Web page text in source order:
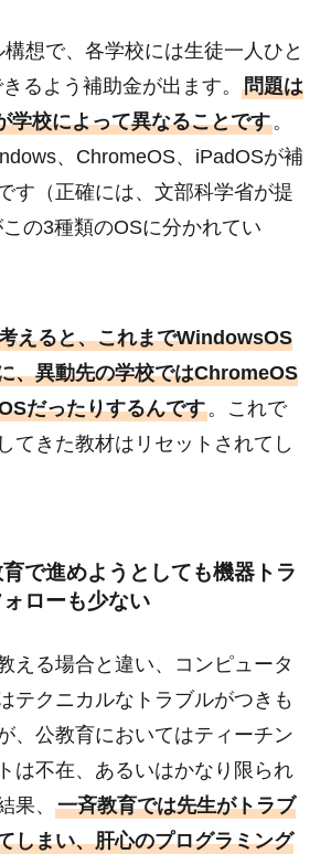
想で、各学校には生徒一人ひと
るよう補助金が出ます。 問題は
学校によって異なることです。
、ChromeOS、iPadOSが補
す（正確には、文部科学省が提
の3種類のOSに分かれてい
えると、これまでWindowsOS
、異動先の学校ではChromeOS
だったりするんです。これで
てきた教材はリセットされてし
で進めようとしても機器トラ
ローも少ない
える場合と違い、コンピュータ
テクニカルなトラブルがつきも
、公教育においてはティーチン
は不在、あるいはかなり限られ
果、 一斉教育では先生がトラブ
しまい、肝心のプログラミング